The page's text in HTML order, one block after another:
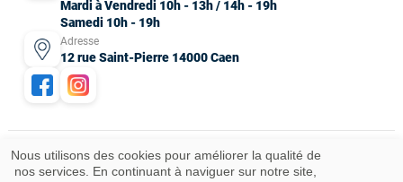
Mardi à Vendredi 10h - 13h / 14h - 19h
Samedi 10h - 19h
Adresse
12 rue Saint-Pierre 14000 Caen
Nous utilisons des cookies pour améliorer la qualité de
nos services. En continuant à naviguer sur notre site,
Mentions légales CGV Données personnelles